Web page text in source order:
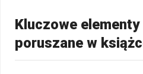
Kluczowe
poruszane w